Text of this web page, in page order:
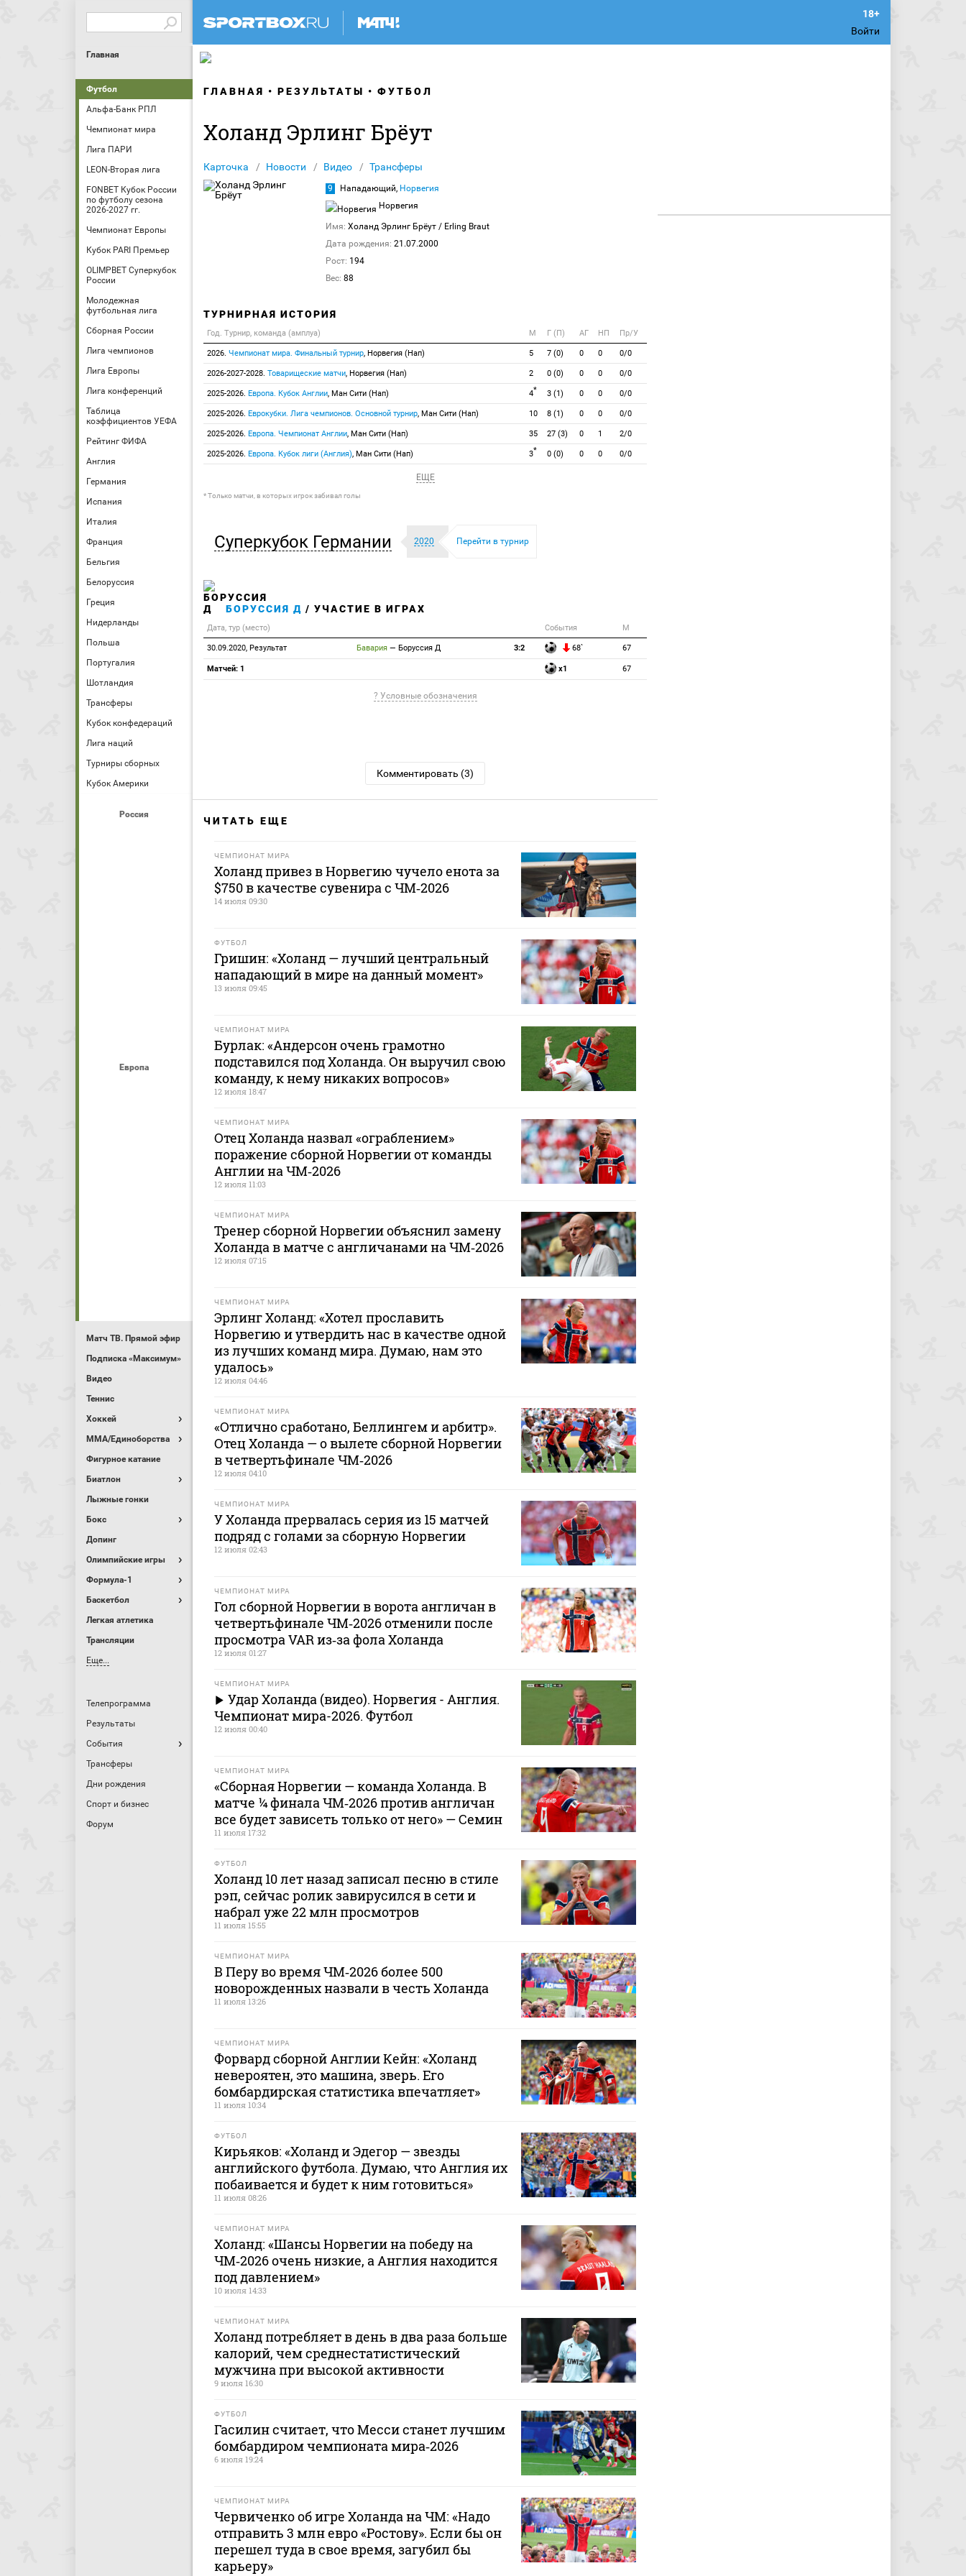
Войти
Главная
Футбол
Альфа-Банк РПЛ
Чемпионат мира
Лига ПАРИ
LEON-Вторая лига
FONBET Кубок России
по футболу сезона
2026-2027 гг.
Чемпионат Европы
Кубок PARI Премьер
OLIMPBET Суперкубок
России
Молодежная
футбольная лига
Сборная России
Лига чемпионов
Лига Европы
Лига конференций
Таблица
коэффициентов УЕФА
Рейтинг ФИФА
Англия
Германия
Испания
Италия
Франция
Бельгия
Белоруссия
Греция
Нидерланды
Польша
Португалия
Шотландия
Трансферы
Кубок конфедераций
Лига наций
Турниры сборных
Кубок Америки
Россия
Европа
Матч ТВ. Прямой эфир
Подписка «Максимум»
Видео
Теннис
Хоккей
MMA/Единоборства
Фигурное катание
Биатлон
Лыжные гонки
Бокс
Допинг
Олимпийские игры
Формула-1
Баскетбол
Легкая атлетика
Трансляции
Еще...
Телепрограмма
Результаты
События
Трансферы
Дни рождения
Спорт и бизнес
Форум
ГЛАВНАЯ РЕЗУЛЬТАТЫ ФУТБОЛ
Холанд Эрлинг Брёут
Карточка Новости Видео Трансферы
9 Нападающий, Норвегия
Норвегия
Имя: Холанд Эрлинг Брёут / Erling Braut
Дата рождения: 21.07.2000
Рост: 194
Вес: 88
ТУРНИРНАЯ ИСТОРИЯ
Год. Турнир, команда (амплуа) М Г (П) АГ НП Пр/У
2026. Чемпионат мира. Финальный турнир, Норвегия (Нап) 5 7 (0) 0 0 0/0
2026-2027-2028. Товарищеские матчи, Норвегия (Нап) 2 0 (0) 0 0 0/0
2025-2026. Европа. Кубок Англии, Ман Сити (Нап) 4* 3 (1) 0 0 0/0
2025-2026. Еврокубки. Лига чемпионов. Основной турнир, Ман Сити (Нап) 10 8 (1) 0 0 0/0
2025-2026. Европа. Чемпионат Англии, Ман Сити (Нап) 35 27 (3) 0 1 2/0
2025-2026. Европа. Кубок лиги (Англия), Ман Сити (Нап) 3* 0 (0) 0 0 0/0
ЕЩЕ
* Только матчи, в которых игрок забивал голы
Суперкубок Германии 2020 Перейти в турнир
БОРУССИЯ Д / УЧАСТИЕ В ИГРАХ
Дата, тур (место) События М
30.09.2020, Результат Бавария — Боруссия Д 3:2 68` 67
Матчей: 1 x1 67
? Условные обозначения
Комментировать (3)
ЧИТАТЬ ЕЩЕ
ЧЕМПИОНАТ МИРА
Холанд привез в Норвегию чучело енота за
$750 в качестве сувенира с ЧМ‑2026
14 июля 09:30
ФУТБОЛ
Гришин: «Холанд — лучший центральный
нападающий в мире на данный момент»
13 июля 09:45
ЧЕМПИОНАТ МИРА
Бурлак: «Андерсон очень грамотно
подставился под Холанда. Он выручил свою
команду, к нему никаких вопросов»
12 июля 18:47
ЧЕМПИОНАТ МИРА
Отец Холанда назвал «ограблением»
поражение сборной Норвегии от команды
Англии на ЧМ‑2026
12 июля 11:03
ЧЕМПИОНАТ МИРА
Тренер сборной Норвегии объяснил замену
Холанда в матче с англичанами на ЧМ‑2026
12 июля 07:15
ЧЕМПИОНАТ МИРА
Эрлинг Холанд: «Хотел прославить
Норвегию и утвердить нас в качестве одной
из лучших команд мира. Думаю, нам это
удалось»
12 июля 04:46
ЧЕМПИОНАТ МИРА
«Отлично сработано, Беллингем и арбитр».
Отец Холанда — о вылете сборной Норвегии
в четвертьфинале ЧМ‑2026
12 июля 04:10
ЧЕМПИОНАТ МИРА
У Холанда прервалась серия из 15 матчей
подряд с голами за сборную Норвегии
12 июля 02:43
ЧЕМПИОНАТ МИРА
Гол сборной Норвегии в ворота англичан в
четвертьфинале ЧМ‑2026 отменили после
просмотра VAR из‑за фола Холанда
12 июля 01:27
ЧЕМПИОНАТ МИРА
Удар Холанда (видео). Норвегия - Англия.
Чемпионат мира-2026. Футбол
12 июля 00:40
ЧЕМПИОНАТ МИРА
«Сборная Норвегии — команда Холанда. В
матче ¼ финала ЧМ‑2026 против англичан
все будет зависеть только от него» — Семин
11 июля 17:32
ФУТБОЛ
Холанд 10 лет назад записал песню в стиле
рэп, сейчас ролик завирусился в сети и
набрал уже 22 млн просмотров
11 июля 15:55
ЧЕМПИОНАТ МИРА
В Перу во время ЧМ‑2026 более 500
новорожденных назвали в честь Холанда
11 июля 13:26
ЧЕМПИОНАТ МИРА
Форвард сборной Англии Кейн: «Холанд
невероятен, это машина, зверь. Его
бомбардирская статистика впечатляет»
11 июля 10:34
ФУТБОЛ
Кирьяков: «Холанд и Эдегор — звезды
английского футбола. Думаю, что Англия их
побаивается и будет к ним готовиться»
11 июля 08:26
ЧЕМПИОНАТ МИРА
Холанд: «Шансы Норвегии на победу на
ЧМ‑2026 очень низкие, а Англия находится
под давлением»
10 июля 14:33
ЧЕМПИОНАТ МИРА
Холанд потребляет в день в два раза больше
калорий, чем среднестатистический
мужчина при высокой активности
9 июля 16:30
ФУТБОЛ
Гасилин считает, что Месси станет лучшим
бомбардиром чемпионата мира‑2026
6 июля 19:24
ЧЕМПИОНАТ МИРА
Червиченко об игре Холанда на ЧМ: «Надо
отправить 3 млн евро «Ростову». Если бы он
перешел туда в свое время, загубил бы
карьеру»